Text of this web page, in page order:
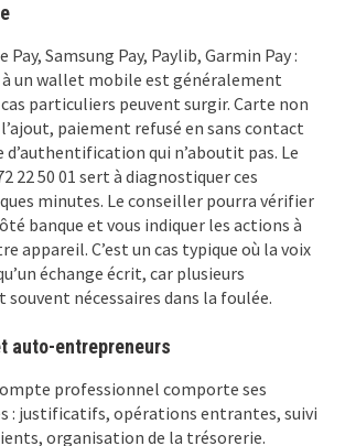
Pay, Samsung Pay, Paylib, Garmin Pay :
un wallet mobile est généralement
particuliers peuvent surgir. Carte non
paiement refusé en sans contact
d’authentification qui n’aboutit pas. Le
22 50 01 sert à diagnostiquer ces
minutes. Le conseiller pourra vérifier
banque et vous indiquer les actions à
appareil. C’est un cas typique où la voix
échange écrit, car plusieurs
nécessaires dans la foulée.
auto-entrepreneurs
professionnel comporte ses
: justificatifs, opérations entrantes, suivi
organisation de la trésorerie.